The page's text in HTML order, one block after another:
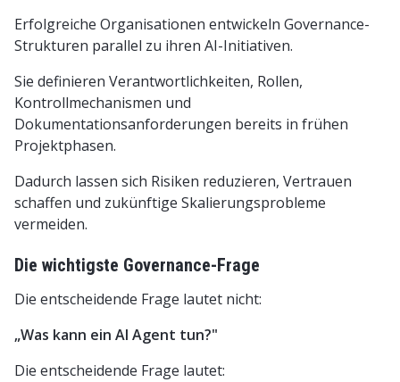
Erfolgreiche Organisationen entwickeln Governance-
Strukturen parallel zu ihren AI-Initiativen.
Sie definieren Verantwortlichkeiten, Rollen,
Kontrollmechanismen und
Dokumentationsanforderungen bereits in frühen
Projektphasen.
Dadurch lassen sich Risiken reduzieren, Vertrauen
schaffen und zukünftige Skalierungsprobleme
vermeiden.
Die wichtigste Governance-Frage
Die entscheidende Frage lautet nicht:
„Was kann ein AI Agent tun?"
Die entscheidende Frage lautet: